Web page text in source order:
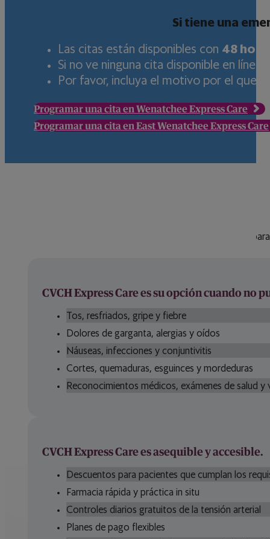
Si tiene una
Las citas están disponibles con 48
Si no ve ninguna cita disponible en
Por favor, incluya el motivo por el que
Programar una cita en Wenatchee Express Care
Programar una cita en East Wenatchee Express Care
Tratamos una amplia gama de afecciones no urgentes
CVCH Express Care es su opción cuando no
Tos, resfriados, gripe y fiebre
Dolores de garganta, alergias y oídos
Náuseas, infecciones y conjuntivitis
Cortes, quemaduras, esguinces y mordeduras
Reconocimientos médicos, exámenes de salud y
CVCH Express Care es asequible y accesible.
Descuentos para pacientes que cumplan los
Farmacia rápida y práctica in situ
Controles diarios gratuitos de la tensión arterial
Planes de pago flexibles